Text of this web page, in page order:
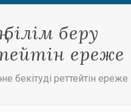
беру
ереже
бекітуді реттейтін ереже